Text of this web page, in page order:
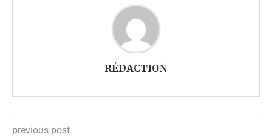
RÉDACTION
previous post